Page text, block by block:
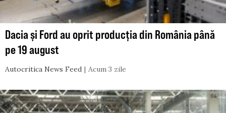
Dacia și Ford au oprit producția din România până
pe 19 august
Autocritica News Feed Acum 3 zile